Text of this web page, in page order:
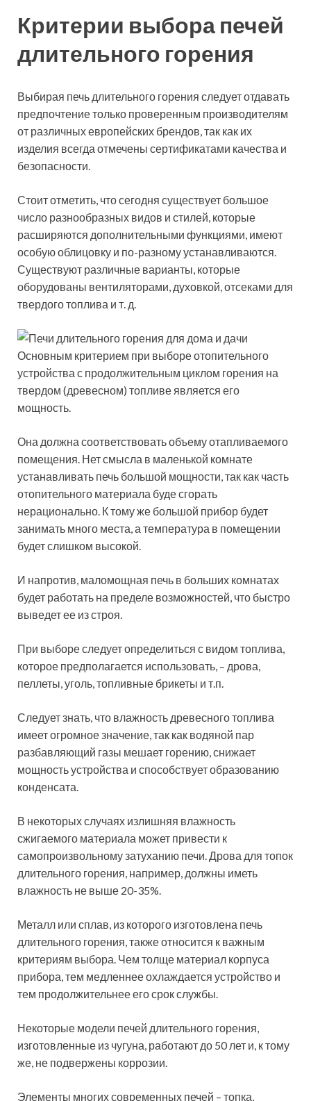
Критерии выбора печей
длительного горения
Выбирая печь длительного горения следует отдавать
предпочтение только проверенным производителям
от различных европейских брендов, так как их
изделия всегда отмечены сертификатами качества и
безопасности.
Стоит отметить, что сегодня существует большое
число разнообразных видов и стилей, которые
расширяются дополнительными функциями, имеют
особую облицовку и по-разному устанавливаются.
Существуют различные варианты, которые
оборудованы вентиляторами, духовкой, отсеками для
твердого топлива и т. д.
Основным критерием при выборе отопительного
устройства с продолжительным циклом горения на
твердом (древесном) топливе является его
мощность.
Она должна соответствовать объему отапливаемого
помещения. Нет смысла в маленькой комнате
устанавливать печь большой мощности, так как часть
отопительного материала буде сгорать
нерационально. К тому же большой прибор будет
занимать много места, а температура в помещении
будет слишком высокой.
И напротив, маломощная печь в больших комнатах
будет работать на пределе возможностей, что быстро
выведет ее из строя.
При выборе следует определиться с видом топлива,
которое предполагается использовать, – дрова,
пеллеты, уголь, топливные брикеты и т.п.
Следует знать, что влажность древесного топлива
имеет огромное значение, так как водяной пар
разбавляющий газы мешает горению, снижает
мощность устройства и способствует образованию
конденсата.
В некоторых случаях излишняя влажность
сжигаемого материала может привести к
самопроизвольному затуханию печи. Дрова для топок
длительного горения, например, должны иметь
влажность не выше 20-35%.
Металл или сплав, из которого изготовлена печь
длительного горения, также относится к важным
критериям выбора. Чем толще материал корпуса
прибора, тем медленнее охлаждается устройство и
тем продолжительнее его срок службы.
Некоторые модели печей длительного горения,
изготовленные из чугуна, работают до 50 лет и, к тому
же, не подвержены коррозии.
Элементы многих современных печей – топка,